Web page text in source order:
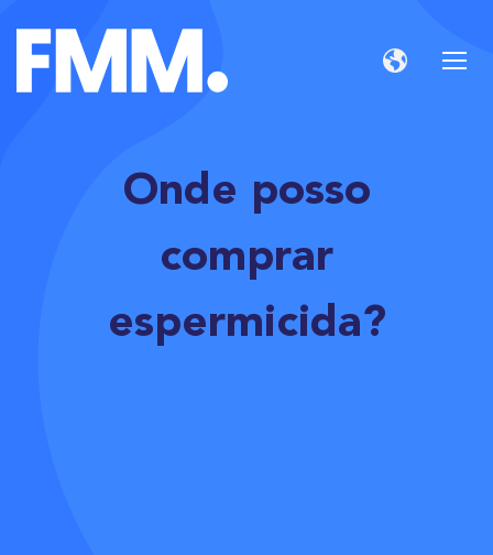
Onde posso
comprar
espermicida?